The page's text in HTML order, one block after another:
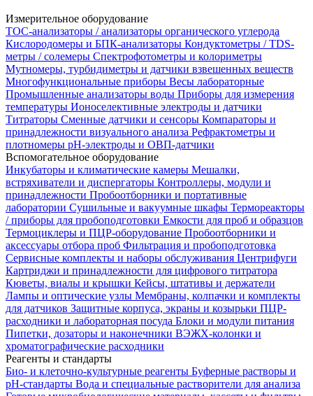
Измерительное оборудование
TOC-анализаторы / анализаторы органического углерода
Кислородомеры и БПК-анализаторы Кондуктометры / TDS-
метры / солемеры Спектрофотометры и колориметры
Мутномеры, турбидиметры и датчики взвешенных веществ
Многофункциональные приборы Весы лабораторные
Промышленные анализаторы воды Приборы для измерения
температуры Ионоселективные электроды и датчики
Титраторы Сменные датчики и сенсоры Компараторы и
принадлежности визуального анализа Рефрактометры и
плотномеры pH-электроды и ОВП-датчики
Вспомогательное оборудование
Инкубаторы и климатические камеры Мешалки,
встряхиватели и диспергаторы Контроллеры, модули и
принадлежности Пробоотборники и портативные
лаборатории Сушильные и вакуумные шкафы Термореакторы
/ приборы для пробоподготовки Емкости для проб и образцов
Термоциклеры и ПЦР-оборудование Пробоотборники и
аксессуары отбора проб Фильтрация и пробоподготовка
Сервисные комплекты и наборы обслуживания Центрифуги
Картриджи и принадлежности для цифрового титратора
Кюветы, виалы и крышки Кейсы, штативы и держатели
Лампы и оптические узлы Мембраны, колпачки и комплекты
для датчиков Защитные корпуса, экраны и козырьки ПЦР-
расходники и лабораторная посуда Блоки и модули питания
Пипетки, дозаторы и наконечники ВЭЖХ-колонки и
хроматографические расходники
Реагенты и стандарты
Био- и клеточно-культурные реагенты Буферные растворы и
pH-стандарты Вода и специальные растворители для анализа